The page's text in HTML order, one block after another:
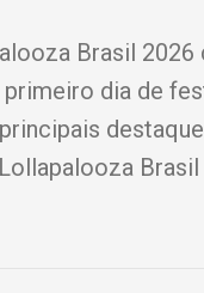
Brasil
dia de
Brasil